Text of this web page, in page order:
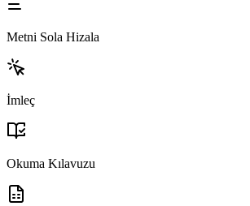
Metni Sola Hizala
İmleç
Okuma Kılavuzu